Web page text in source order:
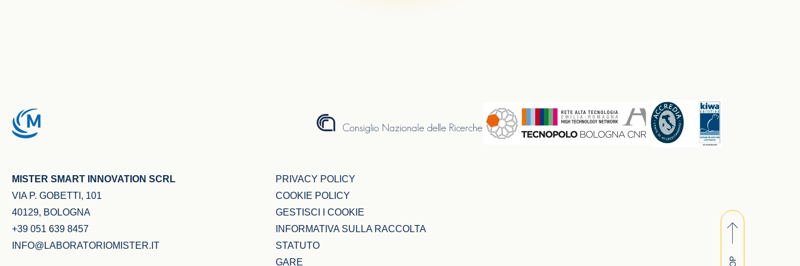
MISTER SMART INNOVATION SCRL
VIA P. GOBETTI, 101
40129, BOLOGNA
+39 051 639 8457
INFO@LABORATORIOMISTER.IT
PRIVACY POLICY
COOKIE POLICY
GESTISCI I COOKIE
INFORMATIVA SULLA RACCOLTA
STATUTO
GARE